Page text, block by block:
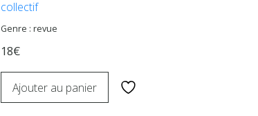
collectif
Genre : revue
18€
Ajouter au panier